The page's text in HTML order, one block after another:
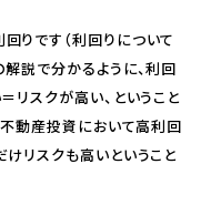
りです（利回りについて
解説で分かるように、利回
リスクが高い、ということ
不動産投資において高利回
リスクも高いということ